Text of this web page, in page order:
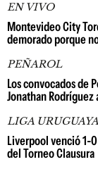
EN VIVO
Montevideo City
demorado porque
PEÑAROL
Los convocados de
Jonathan
LIGA URUGUAYA
Liverpool venció 1-
del Torneo Clausura